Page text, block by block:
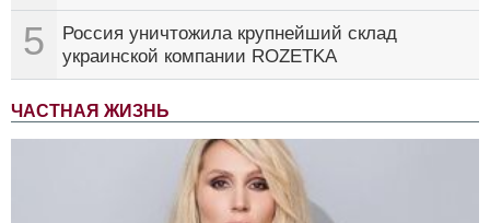
5
Россия уничтожила крупнейший склад
украинской компании ROZETKA
ЧАСТНАЯ ЖИЗНЬ